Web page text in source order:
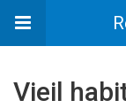
Vieil